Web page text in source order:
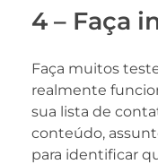
4 – Faça
Faça muitos
realmente
sua lista de
conteúdo,
para identificar